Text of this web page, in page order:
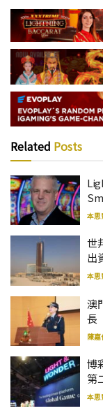
Related Posts
本思
世
出
本思
澳
長
陳嘉
博
第
本思